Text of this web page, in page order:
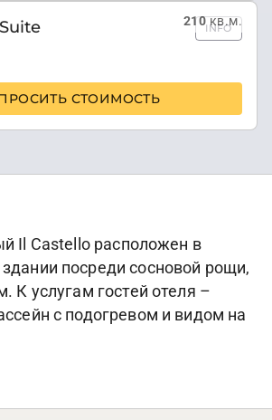
210кв.м.
INFO
СТОИМОСТЬ
Il Castello расположен в
посреди сосновой рощи,
К услугам гостей отеля –
с подогревом и видом на